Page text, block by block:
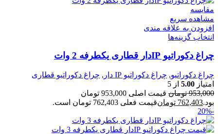
مقایسه
مشاهده سریع
افزودن به علاقه مندی
انتخاب گزینه‌ها
چراغ دکوراتیو IPدار قطاری یکطرفه 2 وات
چراغ دکوراتیو, چراغ دکوراتیو IP دار , چراغ دکوراتیو قطاری
امتیاز 5.00 از 5
953,000 تومان
قیمت اصلی 953,000 تومان
بود.762,403 تومانقیمت فعلی 762,403 تومان است.
-20%